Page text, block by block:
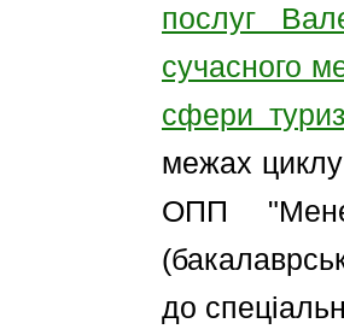
послуг
сучасного
сфери
межах
ОПП
до